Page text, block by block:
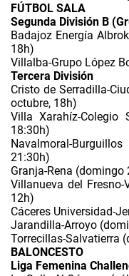
FÚTBOL SALA
Segunda División B
Badajoz Energía
18h)
Villalba-Grupo López
Tercera División
Cristo de Serradilla-
octubre, 18h)
Villa Xarahíz-
18:30h)
Navalmoral-
21:30h)
Granja-Rena (domingo
Villanueva del
12h)
Cáceres Universidad-
Jarandilla-Arroyo
Torrecillas-Salvatierra
BALONCESTO
Liga Femenina